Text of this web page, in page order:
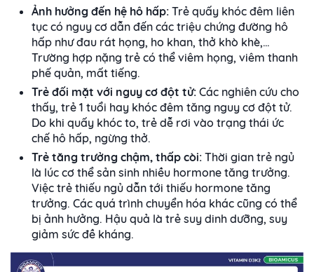
Ảnh hưởng đến hệ hô hấp: Trẻ quấy khóc đêm liên
tục có nguy cơ dẫn đến các triệu chứng đường hô
hấp như đau rát họng, ho khan, thở khò khè,…
Trường hợp nặng trẻ có thể viêm họng, viêm thanh
phế quản, mất tiếng.
Trẻ đối mặt với nguy cơ đột tử: Các nghiên cứu cho
thấy, trẻ 1 tuổi hay khóc đêm tăng nguy cơ đột tử.
Do khi quấy khóc to, trẻ dễ rơi vào trạng thái ức
chế hô hấp, ngừng thở.
Trẻ tăng trưởng chậm, thấp còi: Thời gian trẻ ngủ
là lúc cơ thể sản sinh nhiều hormone tăng trưởng.
Việc trẻ thiếu ngủ dẫn tới thiếu hormone tăng
trưởng. Các quá trình chuyển hóa khác cũng có thể
bị ảnh hưởng. Hậu quả là trẻ suy dinh dưỡng, suy
giảm sức đề kháng.